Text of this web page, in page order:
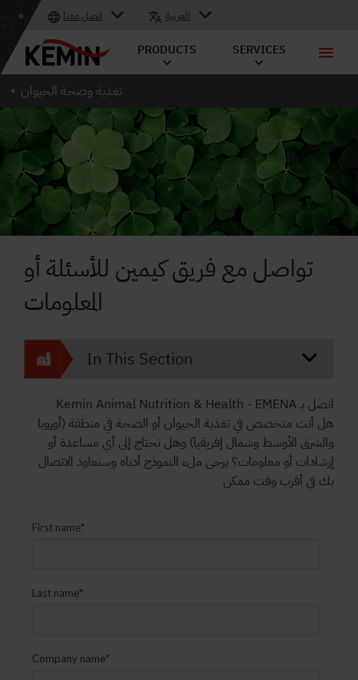
اتصل معنا العربية
PRODUCTS SERVICES
تغذية وصحة الحيوان
تواصل مع فريق كيمين للأسئلة أو
المعلومات
In This Section
اتصل بـ Kemin Animal Nutrition & Health - EMENA
هل أنت متخصص في تغذية الحيوان أو الصحة في منطقة (أوروبا
والشرق الأوسط وشمال إفريقيا) وهل تحتاج إلى أي مساعدة أو
إرشادات أو معلومات؟ يرجى ملء النموذج أدناه وسنعاود الاتصال
بك في أقرب وقت ممكن